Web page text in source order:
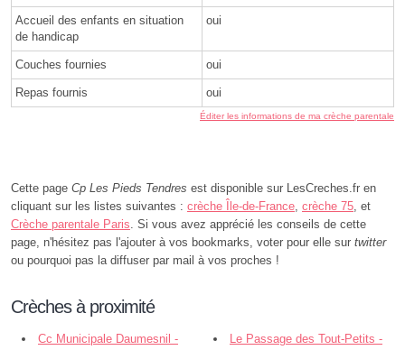
Accueil des enfants en situation
de handicap
oui
Couches fournies oui
Repas fournis oui
Éditer les informations de ma crèche parentale
Cette page Cp Les Pieds Tendres est disponible sur LesCreches.fr en
cliquant sur les listes suivantes : crèche Île-de-France crèche 75 , et
Crèche parentale Paris . Si vous avez apprécié les conseils de cette
page, n'hésitez pas l'ajouter à vos bookmarks, voter pour elle sur twitter
ou pourquoi pas la diffuser par mail à vos proches !
Crèches à proximité
Cc Municipale Daumesnil - Le Passage des Tout-Petits -